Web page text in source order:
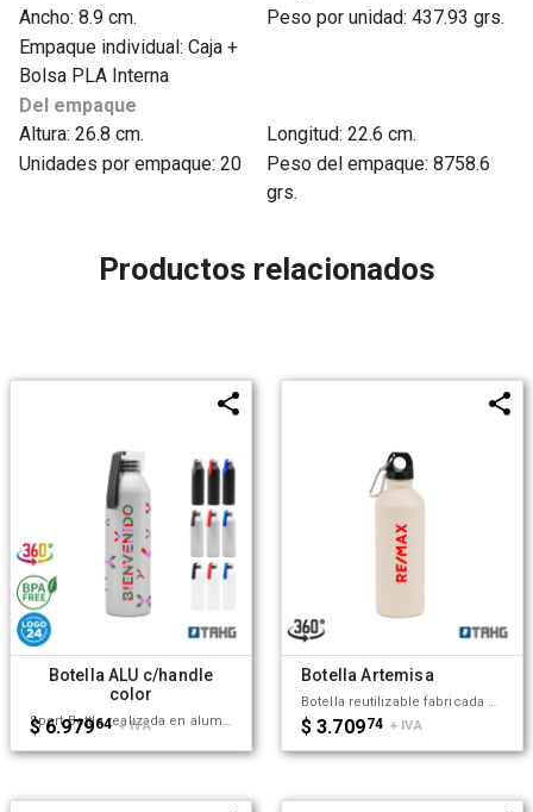
Ancho: 8.9 cm.
Peso por unidad: 437.93 grs.
Empaque individual: Caja +
Bolsa PLA Interna
Del empaque
Altura: 26.8 cm.
Longitud: 22.6 cm.
Unidades por empaque: 20
Peso del empaque: 8758.6
grs.
Productos relacionados
Botella ALU c/handle
color
Sport Bottle realizada en aluminio, incluye banda colgante de silicona en colores. Producto aprobado por el I.N.A.L. para el contacto con alimentos. Medidas: 23 cm x diámetro 6,5 cm. Capacidad: 600 ml. Tahg. Producto libre de BPA. No es apto para lavavajillas. No es apto para microondas. Tahg.
$ 6.97964 + IVA
Botella Artemisa
Botella reutilizable fabricada con cuerpo de PE y tapa de PP, en acabado natural. Cuenta con una tapa a rosca con orificio para transportar fácilmente. Es ideal para mantenerse hidratado durante entrenamientos, caminatas o jornadas laborales. Capacidad: 500 ml Dimensiones: 17.2 × 7.1 cm TAHG
$ 3.70974 + IVA